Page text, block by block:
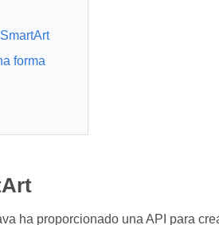
forma
ha proporcionado una API para